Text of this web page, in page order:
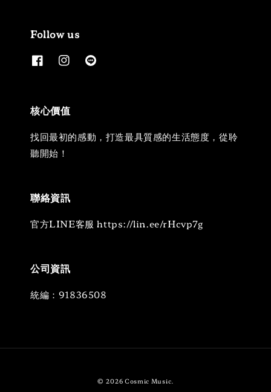
Follow us
核心價值
找回最初的感動，打造最具質感的生活態度，從聆
聽開始！
聯絡資訊
官方LINE客服 https://lin.ee/rHcvp7g
公司資訊
統編：91836508
© 2026 Cosmic Music.